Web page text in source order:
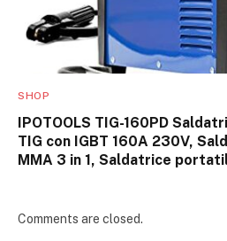
SHOP
IPOTOOLS TIG-160PD
TIG con IGBT 160A 230V,
MMA 3 in 1, Saldatrice
Comments are closed.